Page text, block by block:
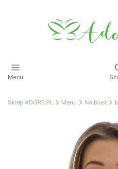
Menu
Sklep ADORE.PL Menu Na biust